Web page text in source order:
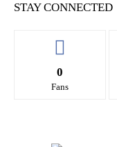
STAY CONNECTED
0
Fans